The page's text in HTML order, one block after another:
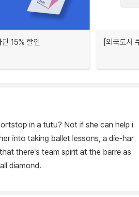
15% 할인 [외국도서
in a tutu? Not if she can help i
into taking ballet lessons, a die-har
there's team spirit at the barre as
diamond.